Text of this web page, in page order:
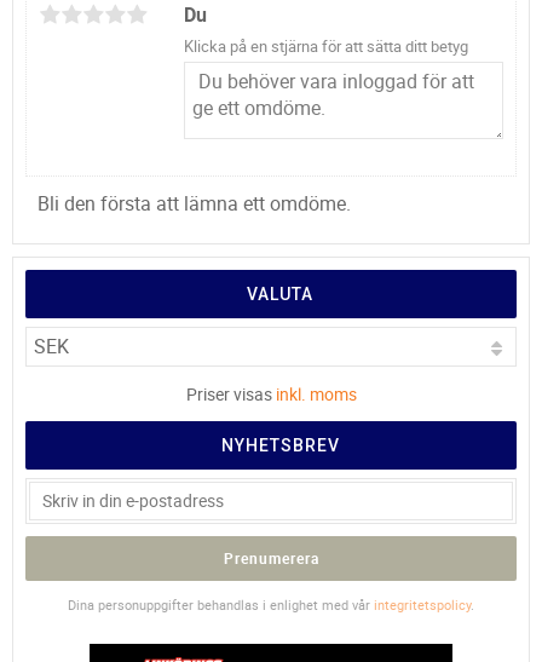
Du
Klicka på en stjärna för att sätta ditt betyg
Bli den första att lämna ett omdöme.
VALUTA
Priser visas inkl. moms
NYHETSBREV
Prenumerera
Dina personuppgifter behandlas i enlighet med vår integritetspolicy.